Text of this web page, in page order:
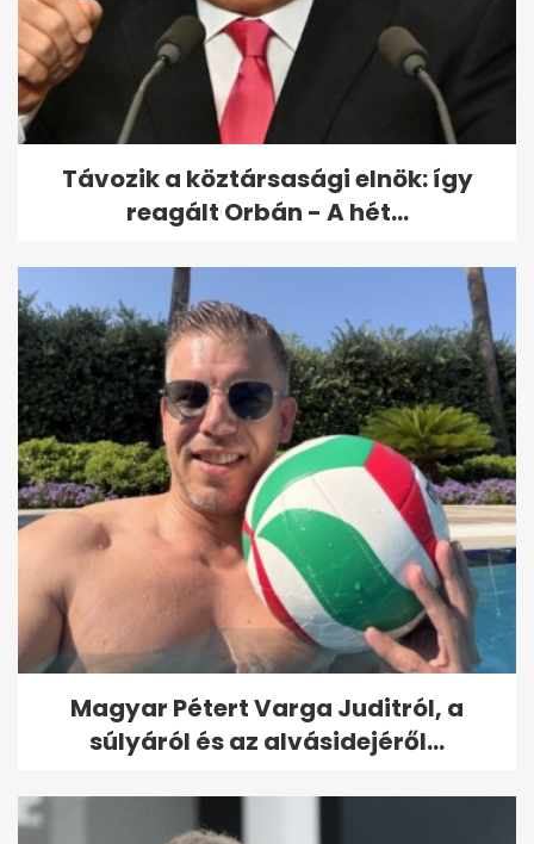
Hvg: a Schadl-ügy egyik
tanúja az Árpád hídi baleset
áldozata
Távozik a köztársasági elnök: így
reagált Orbán - A hét...
Magyar Pétert Varga Juditról, a
súlyáról és az alvásidejéről...